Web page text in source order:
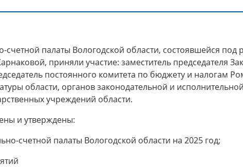
счетной палаты Вологодской области, состоявшейся под
приняли участие: заместитель председателя
постоянного комитета по бюджету и налогам
области, органов законодательной и
учреждений области.
и утверждены:
счетной палаты Вологодской области на 2025 год;